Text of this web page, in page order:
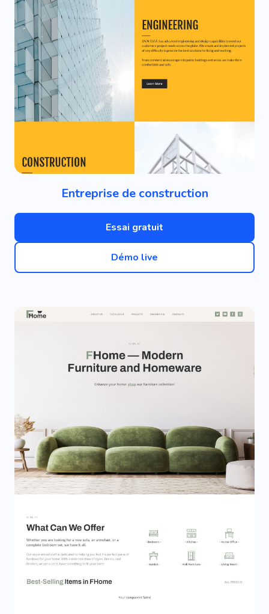
Entreprise de construction
Essai gratuit
Démo live